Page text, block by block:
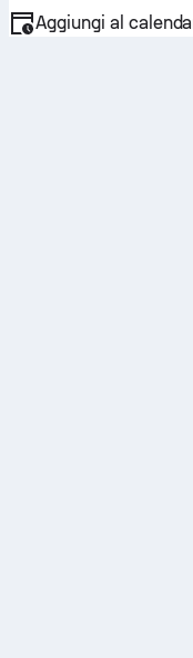
Aggiungi al